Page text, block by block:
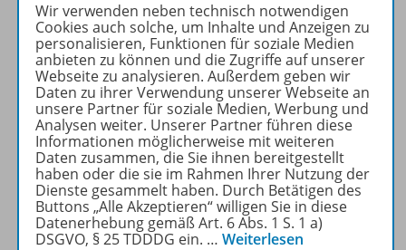
Produktinformationen
Lizenzbedingungen
Zugehörige Produkte
Benachrichtigungs-Service
Wir verwenden neben technisch notwendigen
Cookies auch solche, um Inhalte und Anzeigen zu
personalisieren, Funktionen für soziale Medien
anbieten zu können und die Zugriffe auf unserer
Webseite zu analysieren. Außerdem geben wir
Daten zu ihrer Verwendung unserer Webseite an
unsere Partner für soziale Medien, Werbung und
Analysen weiter. Unserer Partner führen diese
Informationen möglicherweise mit weiteren
Daten zusammen, die Sie ihnen bereitgestellt
haben oder die sie im Rahmen Ihrer Nutzung der
Dienste gesammelt haben. Durch Betätigen des
Buttons „Alle Akzeptieren“ willigen Sie in diese
Datenerhebung gemäß Art. 6 Abs. 1 S. 1 a)
DSGVO, § 25 TDDDG ein. … Weiterlesen